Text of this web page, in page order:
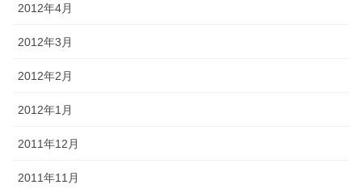
2012年4月
2012年3月
2012年2月
2012年1月
2011年12月
2011年11月